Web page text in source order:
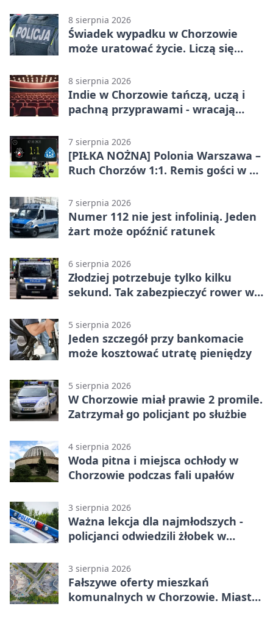
8 sierpnia 2026
Świadek wypadku w Chorzowie
może uratować życie. Liczą się
8 sierpnia 2026
Indie w Chorzowie tańczą, uczą i
pachną przyprawami - wracają
7 sierpnia 2026
[PIŁKA NOŻNA] Polonia Warszawa –
Ruch Chorzów 1:1. Remis gości w 3.
7 sierpnia 2026
Numer 112 nie jest infolinią. Jeden
żart może opóźnić ratunek
6 sierpnia 2026
Złodziej potrzebuje tylko kilku
sekund. Tak zabezpieczyć rower w
5 sierpnia 2026
Jeden szczegół przy bankomacie
może kosztować utratę pieniędzy
5 sierpnia 2026
W Chorzowie miał prawie 2 promile.
Zatrzymał go policjant po służbie
4 sierpnia 2026
Woda pitna i miejsca ochłody w
Chorzowie podczas fali upałów
3 sierpnia 2026
Ważna lekcja dla najmłodszych -
policjanci odwiedzili żłobek w
3 sierpnia 2026
Fałszywe oferty mieszkań
komunalnych w Chorzowie. Miasto